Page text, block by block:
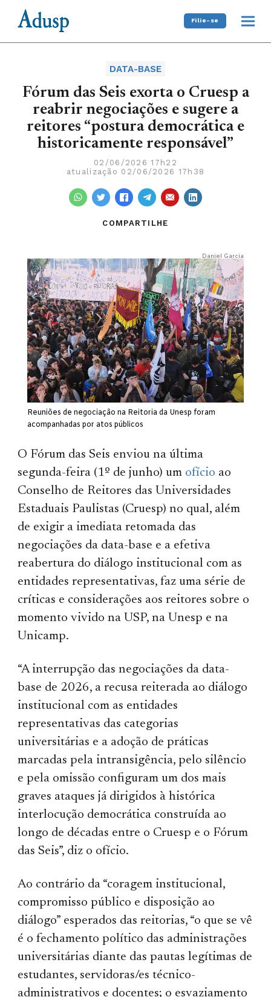
Filie-se
DATA-BASE
Fórum das Seis exorta o Cruesp a
reabrir negociações e sugere a
reitores “postura democrática e
historicamente responsável”
02/06/2026 17h22
atualização 02/06/2026 17h38
COMPARTILHE
Daniel Garcia
Reuniões de negociação na Reitoria da Unesp foram
acompanhadas por atos públicos
O Fórum das Seis enviou na última
segunda-feira (1º de junho) um ofício ao
Conselho de Reitores das Universidades
Estaduais Paulistas (Cruesp) no qual, além
de exigir a imediata retomada das
negociações da data-base e a efetiva
reabertura do diálogo institucional com as
entidades representativas, faz uma série de
críticas e considerações aos reitores sobre o
momento vivido na USP, na Unesp e na
Unicamp.
“A interrupção das negociações da data-
base de 2026, a recusa reiterada ao diálogo
institucional com as entidades
representativas das categorias
universitárias e a adoção de práticas
marcadas pela intransigência, pelo silêncio
e pela omissão configuram um dos mais
graves ataques já dirigidos à histórica
interlocução democrática construída ao
longo de décadas entre o Cruesp e o Fórum
das Seis”, diz o ofício.
Ao contrário da “coragem institucional,
compromisso público e disposição ao
diálogo” esperados das reitorias, “o que se vê
é o fechamento político das administrações
universitárias diante das pautas legítimas de
estudantes, servidoras/es técnico-
administrativos e docentes; o esvaziamento